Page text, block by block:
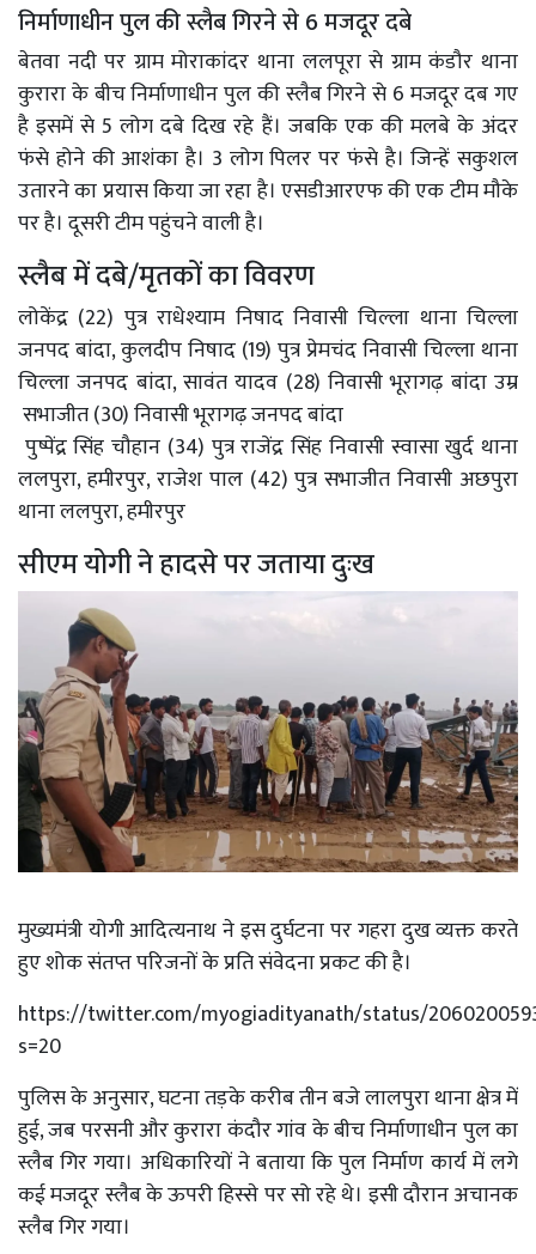
निर्माणाधीन पुल की स्लैब गिरने से 6 मजदूर दबे
बेतवा नदी पर ग्राम मोराकांदर थाना ललपूरा से ग्राम कंडौर थाना
कुरारा के बीच निर्माणाधीन पुल की स्लैब गिरने से 6 मजदूर दब गए
है इसमें से 5 लोग दबे दिख रहे हैं। जबकि एक की मलबे के अंदर
फंसे होने की आशंका है। 3 लोग पिलर पर फंसे है। जिन्हें सकुशल
उतारने का प्रयास किया जा रहा है। एसडीआरएफ की एक टीम मौके
पर है। दूसरी टीम पहुंचने वाली है।
स्लैब में दबे/मृतकों का विवरण
लोकेंद्र (22) पुत्र राधेश्याम निषाद निवासी चिल्ला थाना चिल्ला
जनपद बांदा, कुलदीप निषाद (19) पुत्र प्रेमचंद निवासी चिल्ला थाना
चिल्ला जनपद बांदा, सावंत यादव (28) निवासी भूरागढ़ बांदा उम्र
सभाजीत (30) निवासी भूरागढ़ जनपद बांदा
पुष्पेंद्र सिंह चौहान (34) पुत्र राजेंद्र सिंह निवासी स्वासा खुर्द थाना
ललपुरा, हमीरपुर, राजेश पाल (42) पुत्र सभाजीत निवासी अछपुरा
थाना ललपुरा, हमीरपुर
सीएम योगी ने हादसे पर जताया दुःख
मुख्यमंत्री योगी आदित्यनाथ ने इस दुर्घटना पर गहरा दुख व्यक्त करते
हुए शोक संतप्त परिजनों के प्रति संवेदना प्रकट की है।
https://twitter.com/myogiadityanath/status/
s=20
पुलिस के अनुसार, घटना तड़के करीब तीन बजे लालपुरा थाना क्षेत्र में
हुई, जब परसनी और कुरारा कंदौर गांव के बीच निर्माणाधीन पुल का
स्लैब गिर गया। अधिकारियों ने बताया कि पुल निर्माण कार्य में लगे
कई मजदूर स्लैब के ऊपरी हिस्से पर सो रहे थे। इसी दौरान अचानक
स्लैब गिर गया।